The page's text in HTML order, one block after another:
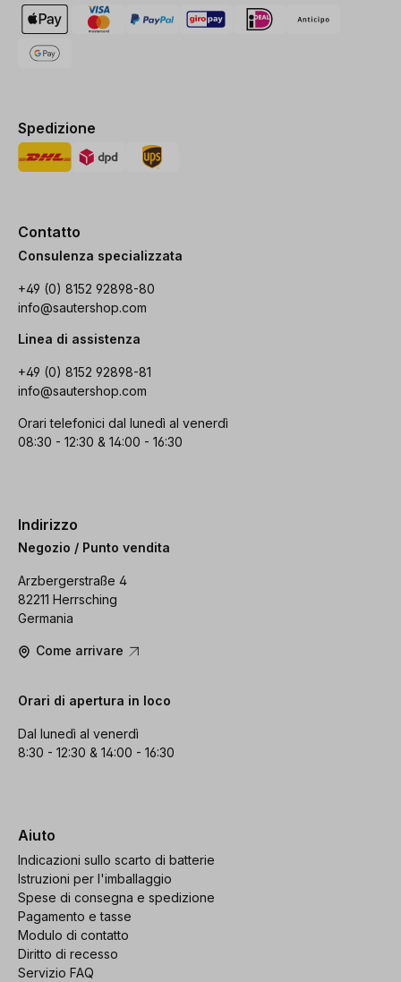
Spedizione
Contatto
Consulenza specializzata
+49 (0) 8152 92898-80
info@sautershop.com
Linea di assistenza
+49 (0) 8152 92898-81
info@sautershop.com
Orari telefonici dal lunedì al venerdì
08:30 - 12:30 & 14:00 - 16:30
Indirizzo
Negozio / Punto vendita
Arzbergerstraße 4
82211 Herrsching
Germania
Come arrivare
Orari di apertura in loco
Dal lunedì al venerdì
8:30 - 12:30 & 14:00 - 16:30
Aiuto
Indicazioni sullo scarto di batterie
Istruzioni per l'imballaggio
Spese di consegna e spedizione
Pagamento e tasse
Modulo di contatto
Diritto di recesso
Servizio FAQ